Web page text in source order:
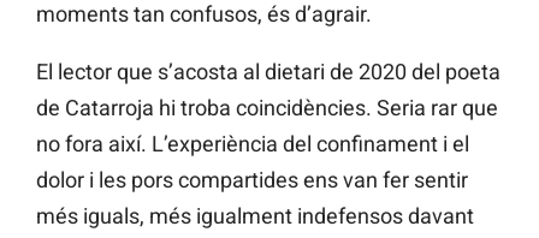
moments tan confusos, és d’agrair.
El lector que s’acosta al dietari de 2020 del poeta
de Catarroja hi troba coincidències. Seria rar que
no fora així. L’experiència del confinament i el
dolor i les pors compartides ens van fer sentir
més iguals, més igualment indefensos davant